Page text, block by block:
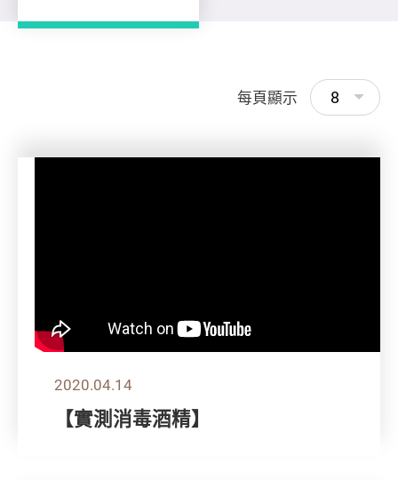
每頁顯示 8
2020.04.14
【實測消毒酒精】